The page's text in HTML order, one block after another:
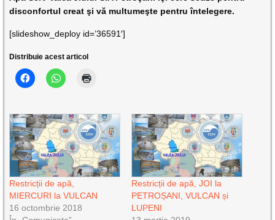
disconfortul creat şi vă multumeşte pentru întelegere.
[slideshow_deploy id=’36591′]
Distribuie acest articol
Restricții de apă,
MIERCURI la VULCAN
16 octombrie 2018
Restricții de apă, JOI la
PETROȘANI, VULCAN și
LUPENI